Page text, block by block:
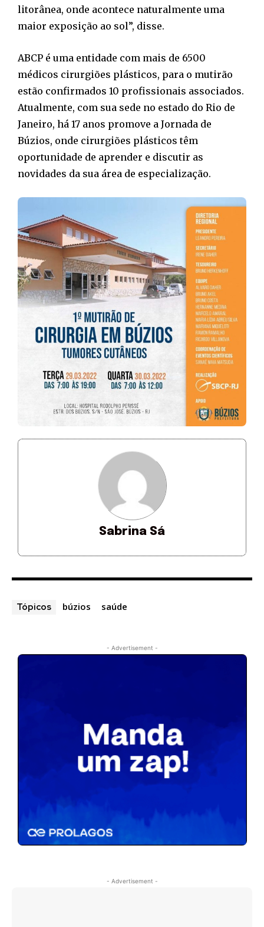
litorânea, onde acontece naturalmente uma
maior exposição ao sol”, disse.
ABCP é uma entidade com mais de 6500
médicos cirurgiões plásticos, para o mutirão
estão confirmados 10 profissionais associados.
Atualmente, com sua sede no estado do Rio de
Janeiro, há 17 anos promove a Jornada de
Búzios, onde cirurgiões plásticos têm
oportunidade de aprender e discutir as
novidades da sua área de especialização.
Sabrina Sá
Tópicos búzios saúde
- Advertisement -
- Advertisement -